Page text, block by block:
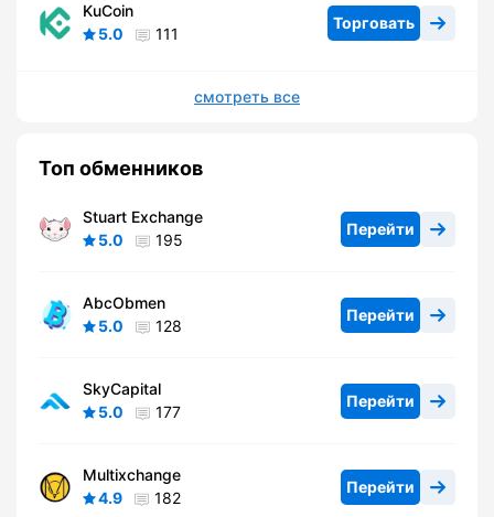
KuCoin
5.0
111
Торговать
смотреть все
Топ обменников
Stuart Exchange
5.0
195
Перейти
AbcObmen
5.0
128
Перейти
SkyCapital
5.0
177
Перейти
Multixchange
4.9
182
Перейти